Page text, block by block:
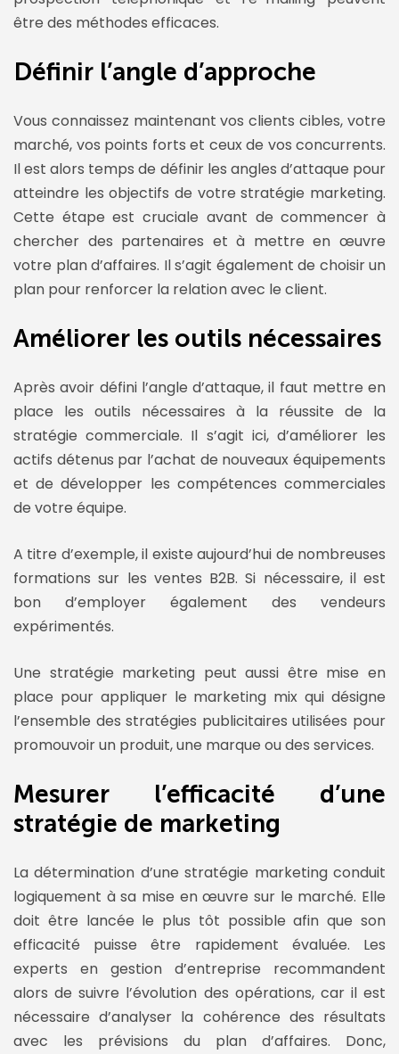
être des méthodes efficaces.
Définir l’angle d’approche
Vous connaissez maintenant vos clients cibles, votre
marché, vos points forts et ceux de vos concurrents.
Il est alors temps de définir les angles d’attaque pour
atteindre les objectifs de votre stratégie marketing.
Cette étape est cruciale avant de commencer à
chercher des partenaires et à mettre en œuvre
votre plan d’affaires. Il s’agit également de choisir un
plan pour renforcer la relation avec le client.
Améliorer les outils nécessaires
Après avoir défini l’angle d’attaque, il faut mettre en
place les outils nécessaires à la réussite de la
stratégie commerciale. Il s’agit ici, d’améliorer les
actifs détenus par l’achat de nouveaux équipements
et de développer les compétences commerciales
de votre équipe.
A titre d’exemple, il existe aujourd’hui de nombreuses
formations sur les ventes B2B. Si nécessaire, il est
bon d’employer également des vendeurs
expérimentés.
Une stratégie marketing peut aussi être mise en
place pour appliquer le marketing mix qui désigne
l’ensemble des stratégies publicitaires utilisées pour
promouvoir un produit, une marque ou des services.
Mesurer l’efficacité d’une
stratégie de marketing
La détermination d’une stratégie marketing conduit
logiquement à sa mise en œuvre sur le marché. Elle
doit être lancée le plus tôt possible afin que son
efficacité puisse être rapidement évaluée. Les
experts en gestion d’entreprise recommandent
alors de suivre l’évolution des opérations, car il est
nécessaire d’analyser la cohérence des résultats
avec les prévisions du plan d’affaires. Donc,